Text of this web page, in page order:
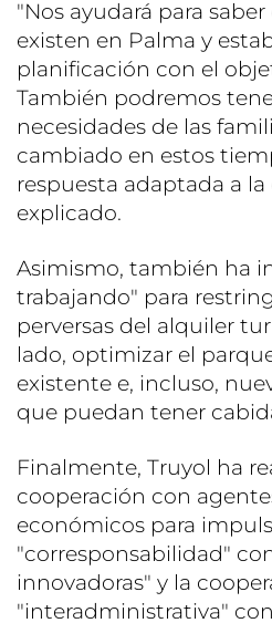
"Nos ayudará para
existen en Palma y
planificación con el
También podremos
necesidades de las
cambiado en estos
respuesta adaptada a
explicado.
Asimismo, también ha
trabajando" para
perversas del alquiler
lado, optimizar el
existente e, incluso,
que puedan tener
Finalmente, Truyol ha
cooperación con
económicos para
"corresponsabilidad"
innovadoras" y la
"interadministrativa"